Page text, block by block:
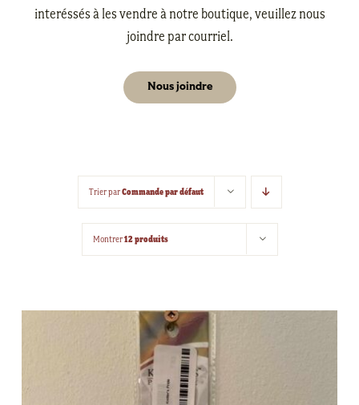
interéssés à les vendre à notre boutique, veuillez nous
joindre par courriel.
Nous joindre
Trier parCommande par défaut
Montrer12 produits